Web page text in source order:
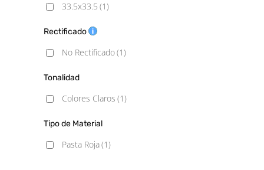
33.5x33.5 (1)
Rectificado
No Rectificado(1)
Tonalidad
Colores Claros (1)
Tipo de Material
Pasta Roja(1)